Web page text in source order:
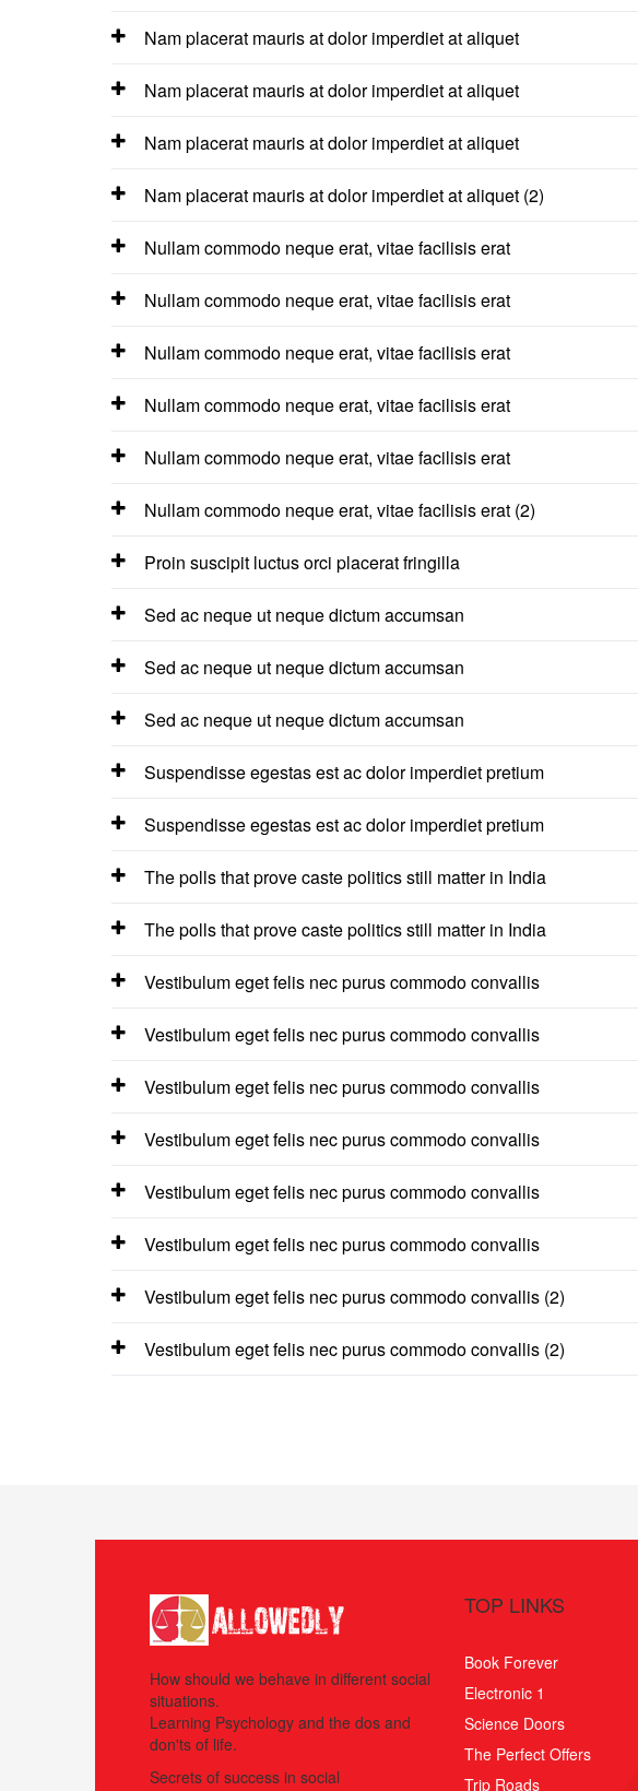
Nam placerat mauris at dolor imperdiet at aliquet
Nam placerat mauris at dolor imperdiet at aliquet
Nam placerat mauris at dolor imperdiet at aliquet
Nam placerat mauris at dolor imperdiet at aliquet (2)
Nullam commodo neque erat, vitae facilisis erat
Nullam commodo neque erat, vitae facilisis erat
Nullam commodo neque erat, vitae facilisis erat
Nullam commodo neque erat, vitae facilisis erat
Nullam commodo neque erat, vitae facilisis erat
Nullam commodo neque erat, vitae facilisis erat (2)
Proin suscipit luctus orci placerat fringilla
Sed ac neque ut neque dictum accumsan
Sed ac neque ut neque dictum accumsan
Sed ac neque ut neque dictum accumsan
Suspendisse egestas est ac dolor imperdiet pretium
Suspendisse egestas est ac dolor imperdiet pretium
The polls that prove caste politics still matter in India
The polls that prove caste politics still matter in India
Vestibulum eget felis nec purus commodo convallis
Vestibulum eget felis nec purus commodo convallis
Vestibulum eget felis nec purus commodo convallis
Vestibulum eget felis nec purus commodo convallis
Vestibulum eget felis nec purus commodo convallis
Vestibulum eget felis nec purus commodo convallis
Vestibulum eget felis nec purus commodo convallis (2)
Vestibulum eget felis nec purus commodo convallis (2)
How should we behave in different social
situations.
Learning Psychology and the dos and
don'ts of life.
Secrets of success in social
TOP LINKS
Book Forever
Electronic 1
Science Doors
The Perfect Offers
Trip Roads